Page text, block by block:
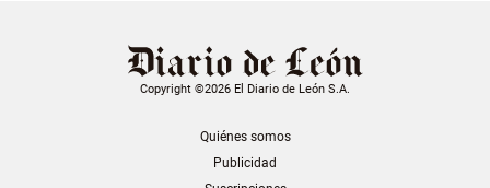
Copyright ©2026 El Diario de León S.A.
Quiénes somos
Publicidad